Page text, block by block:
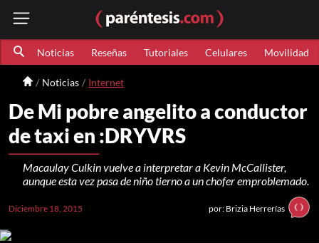
Noticias Reseñas Tutoriales Celulares Movilidad
Noticias Internet
De Mi pobre angelito a conductor
de taxi en :DRYVRS
Macaulay Culkin vuelve a interpretar a Kevin McCallister,
aunque esta vez pasa de niño tierno a un chofer emproblemado.
Diciembre 18, 2015 por: Brizia Herrerías